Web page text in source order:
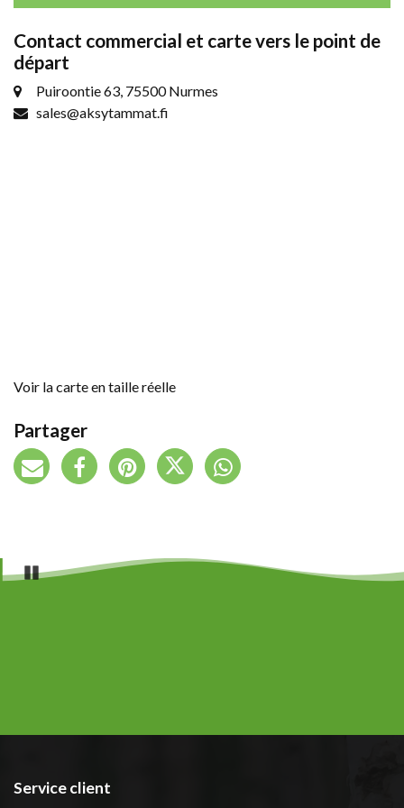
Contact commercial et carte vers le point de
départ
Puiroontie 63, 75500 Nurmes
sales@aksytammat.fi
Voir la carte en taille réelle
Partager
Pause
Service client